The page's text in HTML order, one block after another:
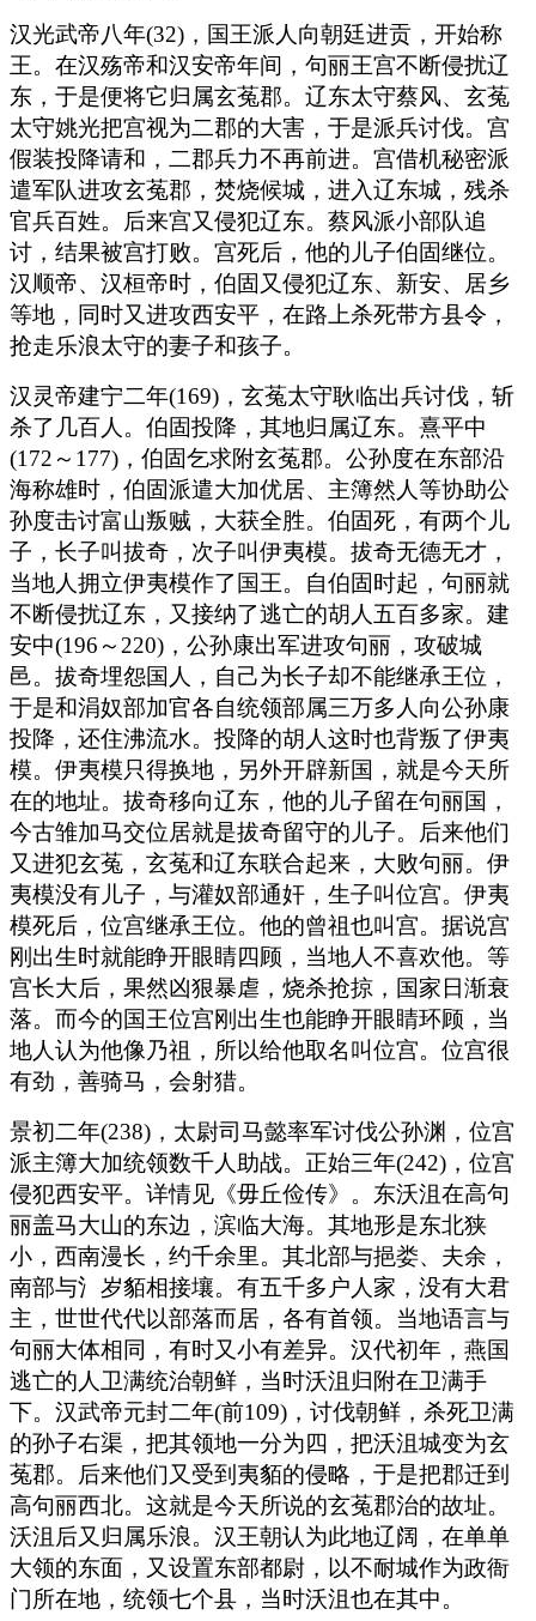
汉光武帝八年(32)，国王派人向朝廷进贡，开始称
王。在汉殇帝和汉安帝年间，句丽王宫不断侵扰辽
东，于是便将它归属玄菟郡。辽东太守蔡风、玄菟
太守姚光把宫视为二郡的大害，于是派兵讨伐。宫
假装投降请和，二郡兵力不再前进。宫借机秘密派
遣军队进攻玄菟郡，焚烧候城，进入辽东城，残杀
官兵百姓。后来宫又侵犯辽东。蔡风派小部队追
讨，结果被宫打败。宫死后，他的儿子伯固继位。
汉顺帝、汉桓帝时，伯固又侵犯辽东、新安、居乡
等地，同时又进攻西安平，在路上杀死带方县令，
抢走乐浪太守的妻子和孩子。
汉灵帝建宁二年(169)，玄菟太守耿临出兵讨伐，斩
杀了几百人。伯固投降，其地归属辽东。熹平中
(172～177)，伯固乞求附玄菟郡。公孙度在东部沿
海称雄时，伯固派遣大加优居、主簿然人等协助公
孙度击讨富山叛贼，大获全胜。伯固死，有两个儿
子，长子叫拔奇，次子叫伊夷模。拔奇无德无才，
当地人拥立伊夷模作了国王。自伯固时起，句丽就
不断侵扰辽东，又接纳了逃亡的胡人五百多家。建
安中(196～220)，公孙康出军进攻句丽，攻破城
邑。拔奇埋怨国人，自己为长子却不能继承王位，
于是和涓奴部加官各自统领部属三万多人向公孙康
投降，还住沸流水。投降的胡人这时也背叛了伊夷
模。伊夷模只得换地，另外开辟新国，就是今天所
在的地址。拔奇移向辽东，他的儿子留在句丽国，
今古雏加马交位居就是拔奇留守的儿子。后来他们
又进犯玄菟，玄菟和辽东联合起来，大败句丽。伊
夷模没有儿子，与灌奴部通奸，生子叫位宫。伊夷
模死后，位宫继承王位。他的曾祖也叫宫。据说宫
刚出生时就能睁开眼睛四顾，当地人不喜欢他。等
宫长大后，果然凶狠暴虐，烧杀抢掠，国家日渐衰
落。而今的国王位宫刚出生也能睁开眼睛环顾，当
地人认为他像乃祖，所以给他取名叫位宫。位宫很
有劲，善骑马，会射猎。
景初二年(238)，太尉司马懿率军讨伐公孙渊，位宫
派主簿大加统领数千人助战。正始三年(242)，位宫
侵犯西安平。详情见《毋丘俭传》。东沃沮在高句
丽盖马大山的东边，滨临大海。其地形是东北狭
小，西南漫长，约千余里。其北部与挹娄、夫余，
南部与氵岁貊相接壤。有五千多户人家，没有大君
主，世世代代以部落而居，各有首领。当地语言与
句丽大体相同，有时又小有差异。汉代初年，燕国
逃亡的人卫满统治朝鲜，当时沃沮归附在卫满手
下。汉武帝元封二年(前109)，讨伐朝鲜，杀死卫满
的孙子右渠，把其领地一分为四，把沃沮城变为玄
菟郡。后来他们又受到夷貊的侵略，于是把郡迁到
高句丽西北。这就是今天所说的玄菟郡治的故址。
沃沮后又归属乐浪。汉王朝认为此地辽阔，在单单
大领的东面，又设置东部都尉，以不耐城作为政衙
门所在地，统领七个县，当时沃沮也在其中。